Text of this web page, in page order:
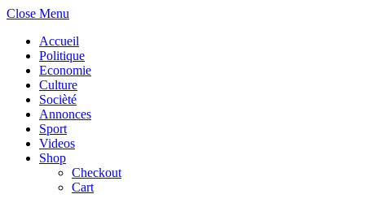
Close Menu
Accueil
Politique
Economie
Culture
Socièté
Annonces
Sport
Videos
Shop
Checkout
Cart